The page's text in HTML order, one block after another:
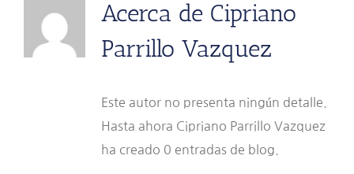
Acerca de Cipriano
Parrillo Vazquez
Este autor no presenta ningún detalle.
Hasta ahora Cipriano Parrillo Vazquez
ha creado 0 entradas de blog.